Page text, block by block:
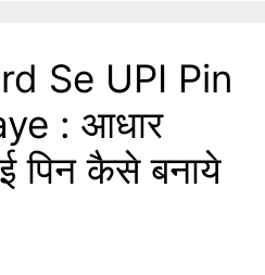
Se UPI Pin
: आधार
पिन कैसे बनाये